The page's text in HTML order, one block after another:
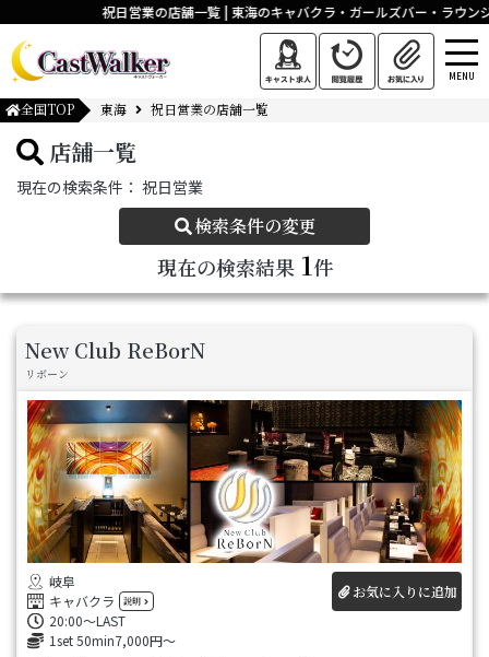
祝日営業の店舗一覧 | 東海のキャバクラ・ガールズバー・ラウン
MENU
全国TOP 東海 祝日営業の店舗一覧
店舗一覧
現在の検索条件： 祝日営業
検索条件の変更
現在の検索結果 1件
New Club ReBorN
リボーン
岐阜
キャバクラ
説明
20:00～LAST
1set 50min7,000円～
お気に入りに追加